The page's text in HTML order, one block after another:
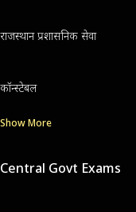
राजस्थान प्रशासनिक सेवा
कॉन्स्टेबल
Show More
Central Govt Exams